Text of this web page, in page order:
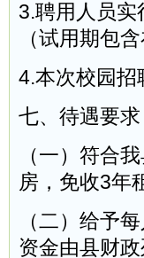
3.聘用人员
（试用期包
4.本次校园招
七、待遇要求
（一）符合
房，免收3年
（二）给予
资金由县财政